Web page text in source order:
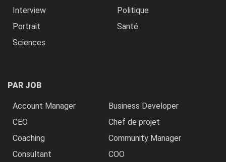
Interview
Politique
Portrait
Santé
Sciences
PAR JOB
Account Manager
Business Developer
CEO
Chef de projet
Coaching
Community Manager
Consultant
COO